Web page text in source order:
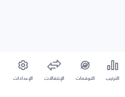
الترتيب التوقعات الإنتقالات الإعدادات